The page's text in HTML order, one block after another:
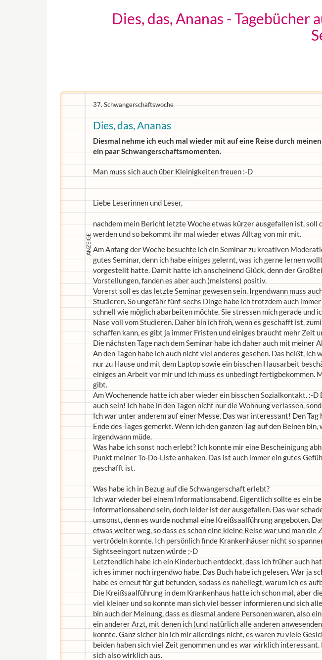
Dies, das, Ananas - Tagebücher
37. Schwangerschaftswoche
Dies, das, Ananas
Diesmal nehme ich euch mal wieder mit auf eine Reise durch
ein paar Schwangerschaftsmomenten.
Man muss sich auch über Kleinigkeiten freuen :-D
Liebe Leserinnen und Leser,
nachdem mein Bericht letzte Woche etwas kürzer ausgefallen ist, soll
werden und so bekommt ihr mal wieder etwas Alltag von mir mit.
Am Anfang der Woche besuchte ich ein Seminar zu kreativen
gutes Seminar, denn ich habe einiges gelernt, was ich gerne lernen
vorgestellt hatte. Damit hatte ich anscheinend Glück, denn der
Vorstellungen, fanden es aber auch (meistens) positiv.
Vorerst soll es das letzte Seminar gewesen sein. Irgendwann muss
Studieren. So ungefähr fünf-sechs Dinge habe ich trotzdem auch
schnell wie möglich abarbeiten möchte. Sie stressen mich gerade und
Nase voll vom Studieren. Daher bin ich froh, wenn es geschafft ist,
schaffen kann, es gibt ja immer Fristen und einiges braucht mehr Zeit
Die nächsten Tage nach dem Seminar habe ich daher auch mit meiner
An den Tagen habe ich auch nicht viel anderes gesehen. Das heißt,
nur zu Hause und mit dem Laptop sowie ein bisschen Hausarbeit
einiges an Arbeit vor mir und ich muss es unbedingt fertigbekommen.
gibt.
Am Wochenende hatte ich aber wieder ein bisschen Sozialkontakt. :-D
auch sein! Ich habe in den Tagen nicht nur die Wohnung verlassen,
Ich war unter anderem auf einer Messe. Das war interessant! Den Tag
Ende des Tages gemerkt. Wenn ich den ganzen Tag auf den Beinen
irgendwann müde.
Was habe ich sonst noch erlebt? Ich konnte mir eine Bescheinigung
Punkt meiner To-Do-Liste anhaken. Das ist auch immer ein gutes
geschafft ist.
Was habe ich in Bezug auf die Schwangerschaft erlebt?
Ich war wieder bei einem Informationsabend. Eigentlich sollte es ein
Informationsabend sein, doch leider ist der ausgefallen. Das war
umsonst, denn es wurde nochmal eine Kreißsaalführung angeboten.
etwas weiter weg, so dass es schon eine kleine Reise war und man die
vertrödeln konnte. Ich persönlich finde Krankenhäuser nicht so
Sightseeingort nutzen würde ;-D
Letztendlich habe ich ein Kinderbuch entdeckt, dass ich früher auch
ich es immer noch irgendwo habe. Das Buch habe ich gelesen. War ja
habe es erneut für gut befunden, sodass es naheliegt, warum ich es
Die Kreißsaalführung in dem Krankenhaus hatte ich schon mal, aber
viel kleiner und so konnte man sich viel besser informieren und sich
bin auch der Meinung, dass es diesmal andere Personen waren, also
ein anderer Arzt, mit denen ich (und natürlich alle anderen
konnte. Ganz sicher bin ich mir allerdings nicht, es waren zu viele
beiden haben sich viel Zeit genommen und es war wirklich
sich also wirklich aus.